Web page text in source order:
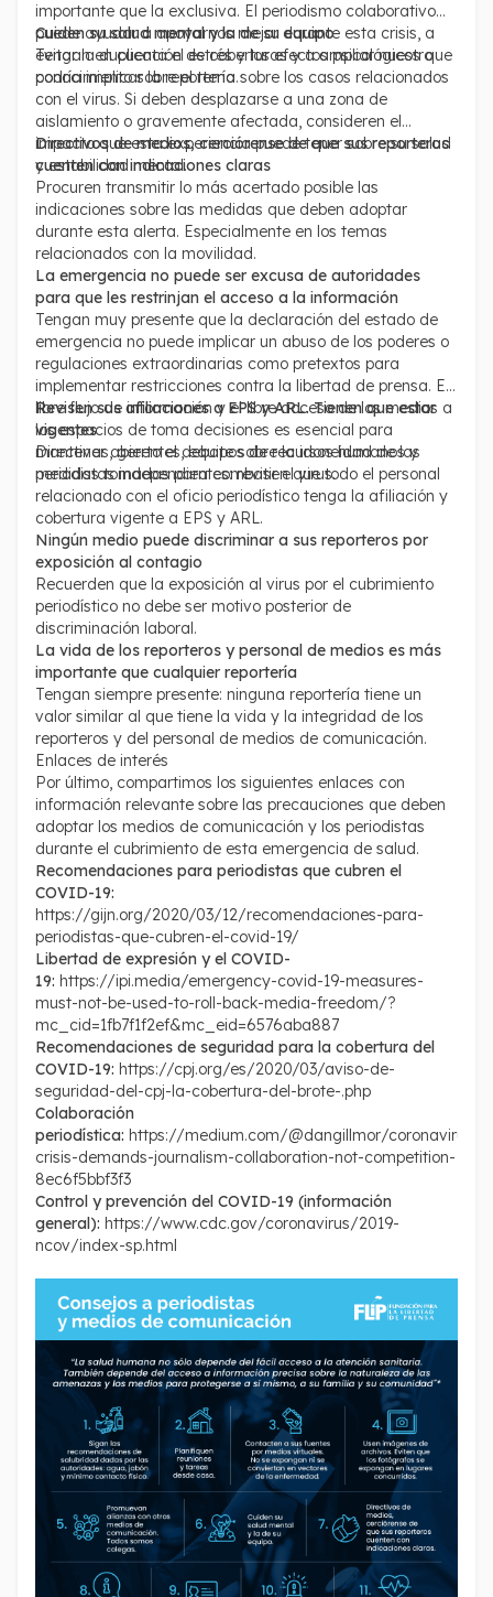
importante que la exclusiva. El periodismo colaborativo
puede ayudar a apoyarnos mejor durante esta crisis, a
evitar la duplicación de coberturas y a ampliar nuestro
conocimiento sobre el tema.
Cuiden su salud mental y la de su equipo
Tengan en cuenta el estrés y los efectos psicológicos que
podría implicar la reportería sobre los casos relacionados
con el virus. Si deben desplazarse a una zona de
aislamiento o gravemente afectada, consideren el
impacto que esta experiencia puede tener sobre su salud
y estabilidad mental.
Directivos de medios, cerciórense de que sus reporteros
cuenten con indicaciones claras
Procuren transmitir lo más acertado posible las
indicaciones sobre las medidas que deben adoptar
durante esta alerta. Especialmente en los temas
relacionados con la movilidad.
La emergencia no puede ser excusa de autoridades
para que les restrinjan el acceso a la información
Tengan muy presente que la declaración del estado de
emergencia no puede implicar un abuso de los poderes o
regulaciones extraordinarias como pretextos para
implementar restricciones contra la libertad de prensa. El
libre flujo de información y el libre acceso de los medios a
los espacios de toma decisiones es esencial para
mantener abierto el debate sobre la idoneidad de las
medidas tomadas para combatir el virus.
Revisen sus afiliaciones a EPS y ARL. Tienen que estar
vigentes
Directivas, gerentes, equipos de recursos humanos y
periodistas independientes: revisen que todo el personal
relacionado con el oficio periodístico tenga la afiliación y
cobertura vigente a EPS y ARL.
Ningún medio puede discriminar a sus reporteros por
exposición al contagio
Recuerden que la exposición al virus por el cubrimiento
periodístico no debe ser motivo posterior de
discriminación laboral.
La vida de los reporteros y personal de medios es más
importante que cualquier reportería
Tengan siempre presente: ninguna reportería tiene un
valor similar al que tiene la vida y la integridad de los
reporteros y del personal de medios de comunicación.
Enlaces de interés
Por último, compartimos los siguientes enlaces con
información relevante sobre las precauciones que deben
adoptar los medios de comunicación y los periodistas
durante el cubrimiento de esta emergencia de salud.
Recomendaciones para periodistas que cubren el
COVID-19:
https://gijn.org/2020/03/12/recomendaciones-para-
periodistas-que-cubren-el-covid-19/
Libertad de expresión y el COVID-
19: https://ipi.media/emergency-covid-19-measures-
must-not-be-used-to-roll-back-media-freedom/?
mc_cid=1fb7f1f2ef&mc_eid=6576aba887
Recomendaciones de seguridad para la cobertura del
COVID-19: https://cpj.org/es/2020/03/aviso-de-
seguridad-del-cpj-la-cobertura-del-brote-.php
Colaboración
periodística: https://medium.com/@dangillmor/coronavirus-
crisis-demands-journalism-collaboration-not-competition-
8ec6f5bbf3f3
Control y prevención del COVID-19 (información
general): https://www.cdc.gov/coronavirus/2019-
ncov/index-sp.html